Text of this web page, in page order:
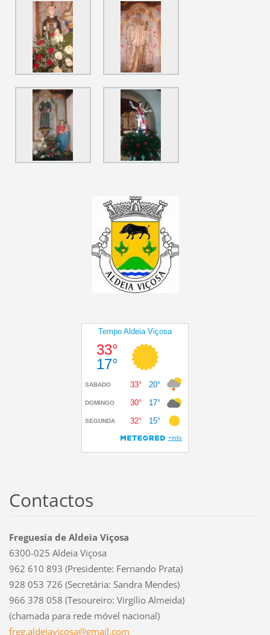
Contactos
Freguesia de Aldeia Viçosa
6300-025 Aldeia Viçosa
962 610 893 (Presidente: Fernando Prata)
928 053 726 (Secretária: Sandra Mendes)
966 378 058 (Tesoureiro: Virgílio Almeida)
(chamada para rede móvel nacional)
freg.aldeiavicosa@gmail.com